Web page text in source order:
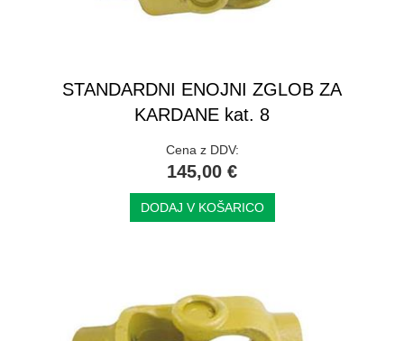
STANDARDNI ENOJNI ZGLOB ZA
KARDANE kat. 8
Cena z DDV:
145,00 €
DODAJ V KOŠARICO